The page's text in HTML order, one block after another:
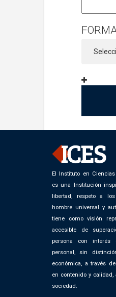
El Instituto en
es una Institución
libertad, respeto a
hombre universal y
tiene como visión
accesible de
persona con interés
personal, sin
económica, a través
en contenido y
sociedad.